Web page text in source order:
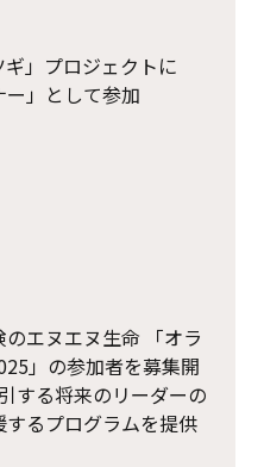
」プロジェクトに
ー」として参加
エヌエヌ生命 「オラ
」の参加者を募集開
する将来のリーダーの
るプログラムを提供